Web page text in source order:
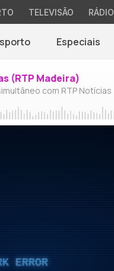
TELEVISÃO RÁDIO
Especiais
(RTP Madeira)
com RTP Notícias
ERROR